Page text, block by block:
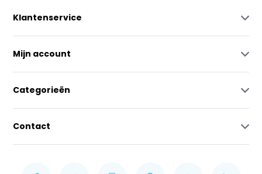
Klantenservice
Mijn account
Categorieën
Contact